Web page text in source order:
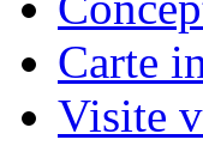
Carte
Visite